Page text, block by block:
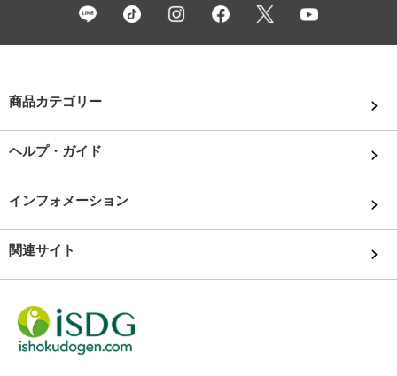
商品カテゴリー
ヘルプ・ガイド
インフォメーション
関連サイト